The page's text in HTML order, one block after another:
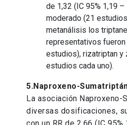
de 1,32 (IC 95% 1,19 –
moderado (21
metanálisis los
representativos
estudios), rizatriptan y
estudios cada uno).
5.Naproxeno-
La asociación Naproxeno-
diversas dosificaciones,